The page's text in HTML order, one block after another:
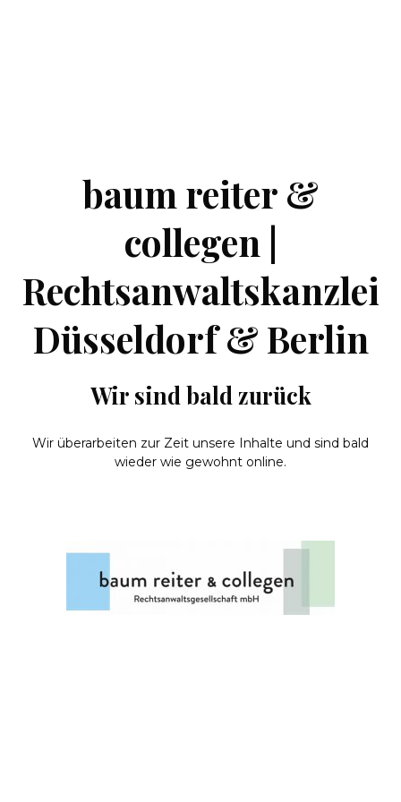
baum reiter &
collegen |
Rechtsanwaltskanzlei
Düsseldorf & Berlin
Wir sind bald zurück
Wir überarbeiten zur Zeit unsere Inhalte und sind bald
wieder wie gewohnt online.